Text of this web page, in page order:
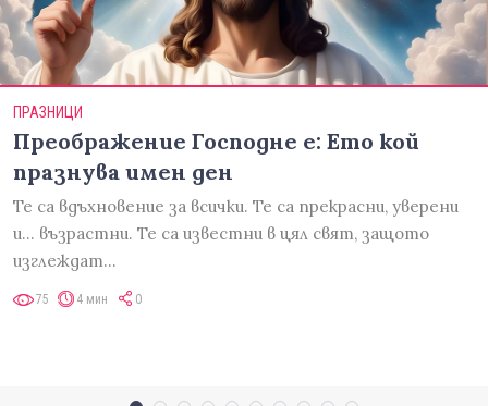
ПРАЗНИЦИ
Преображение Господне е: Ето кой
празнува имен ден
Те са вдъхновение за всички. Те са прекрасни, уверени
и... възрастни. Те са известни в цял свят, защото
изглеждат…
75 4 мин 0